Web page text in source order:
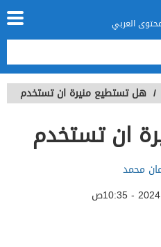
العربي
/ هل تستطيع منيرة ان تستخدم
ان تستخدم
محمد